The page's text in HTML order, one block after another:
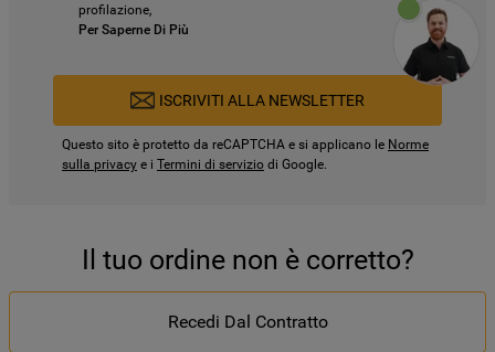
profilazione,
Per Saperne Di Più
ISCRIVITI ALLA NEWSLETTER
Questo sito è protetto da reCAPTCHA e si applicano le Norme
sulla privacy e i Termini di servizio di Google.
Il tuo ordine non è corretto?
Recedi Dal Contratto